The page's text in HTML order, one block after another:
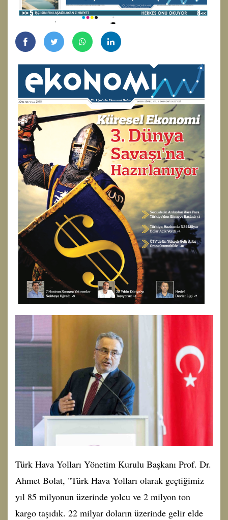
Türk Hava Yolları Yönetim Kurulu Başkanı Prof. Dr.
Ahmet Bolat, "Türk Hava Yolları olarak geçtiğimiz
yıl 85 milyonun üzerinde yolcu ve 2 milyon ton
kargo taşıdık. 22 milyar doların üzerinde gelir elde